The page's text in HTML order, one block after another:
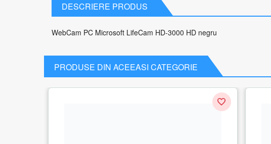
DESCRIERE PRODUS
WebCam PC Microsoft LifeCam HD-3000 HD negru
PRODUSE DIN ACEEASI CATEGORIE